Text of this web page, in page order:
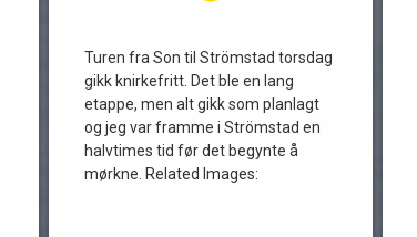
Turen fra Son til Strömstad torsdag
gikk knirkefritt. Det ble en lang
etappe, men alt gikk som planlagt
og jeg var framme i Strömstad en
halvtimes tid før det begynte å
mørkne. Related Images: